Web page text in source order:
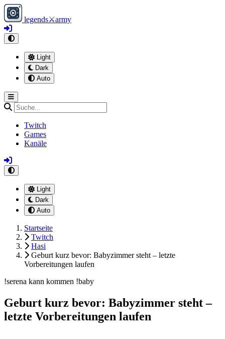
legends⚔army
Light
Dark
Auto
Twitch
Games
Kanäle
Light
Dark
Auto
Startseite
Twitch
Hasi
Geburt kurz bevor: Babyzimmer steht – letzte
Vorbereitungen laufen
!serena kann kommen !baby
Geburt kurz bevor: Babyzimmer steht –
letzte Vorbereitungen laufen